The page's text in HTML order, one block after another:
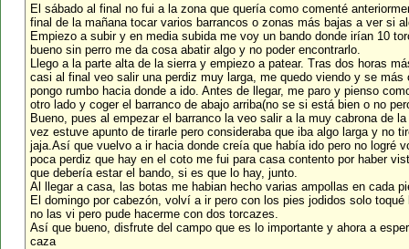
El sábado al final no fui a la zona que quería como comenté
final de la mañana tocar varios barrancos o zonas más bajas a ver si
Empiezo a subir y en media subida me voy un bando donde irían 10
bueno sin perro me da cosa abatir algo y no poder encontrarlo.
Llego a la parte alta de la sierra y empiezo a patear. Tras dos horas
casi al final veo salir una perdiz muy larga, me quedo viendo y se
pongo rumbo hacia donde a ido. Antes de llegar, me paro y pienso
otro lado y coger el barranco de abajo arriba(no se si está bien o no
Bueno, pues al empezar el barranco la veo salir a la muy cabrona de
vez estuve apunto de tirarle pero consideraba que iba algo larga y no
jaja.Así que vuelvo a ir hacia donde creía que había ido pero no logré
poca perdiz que hay en el coto me fui para casa contento por haber
que debería estar el bando, si es que lo hay, junto.
Al llegar a casa, las botas me habian hecho varias ampollas en cada
El domingo por cabezón, volví a ir pero con los pies jodidos solo
no las vi pero pude hacerme con dos torcazes.
Así que bueno, disfrute del campo que es lo importante y ahora a
caza